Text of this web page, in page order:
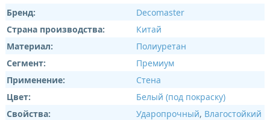
Бренд:
Decomaster
Страна производства:
Китай
Материал:
Полиуретан
Сегмент:
Премиум
Применение:
Стена
Цвет:
Белый (под покраску)
Свойства:
Ударопрочный, Влагостойкий